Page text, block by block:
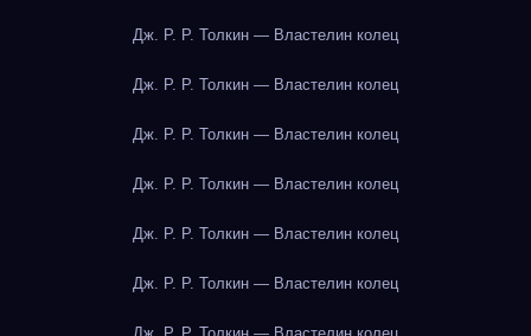
Дж. Р. Р. Толкин — Властелин колец
Дж. Р. Р. Толкин — Властелин колец
Дж. Р. Р. Толкин — Властелин колец
Дж. Р. Р. Толкин — Властелин колец
Дж. Р. Р. Толкин — Властелин колец
Дж. Р. Р. Толкин — Властелин колец